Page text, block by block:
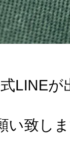
LINEが
い致しま